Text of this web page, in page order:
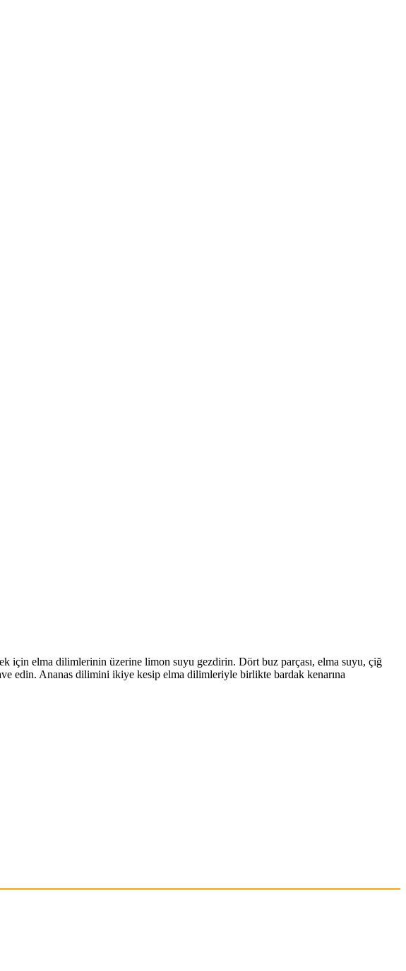
için elma dilimlerinin üzerine limon suyu gezdirin. Dört buz parçası, elma suyu, çiğ
edin. Ananas dilimini ikiye kesip elma dilimleriyle birlikte bardak kenarına